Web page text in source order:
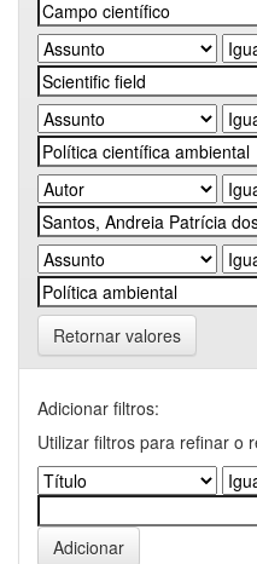
Retornar valores
Adicionar filtros:
Utilizar filtros para refinar o